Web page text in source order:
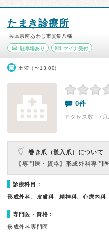
たまき診療所
兵庫県南あわじ市賀集八幡
駐車場あり マイナ受付
土曜（〜13:00）
0件
アクセス数 7月:
巻き爪（嵌入爪）について
【専門医・資格】 形成外科専門医
診療科目：
形成外科、皮膚科、精神科、心療内科
専門医・資格：
形成外科専門医